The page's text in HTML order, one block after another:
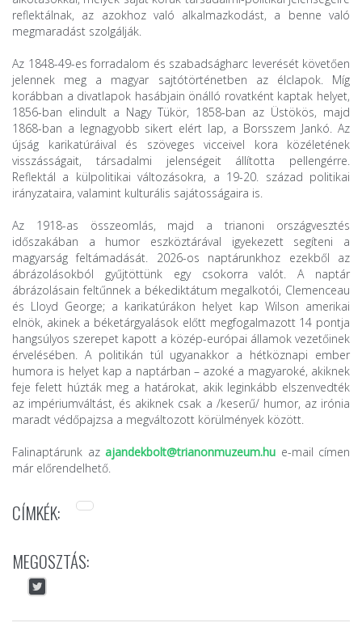
reflektálnak, az azokhoz való alkalmazkodást, a benne való
megmaradást szolgálják.
Az 1848-49-es forradalom és szabadságharc leverését követően
jelennek meg a magyar sajtótörténetben az élclapok. Míg
korábban a divatlapok hasábjain önálló rovatként kaptak helyet,
1856-ban elindult a Nagy Tükör, 1858-ban az Üstökös, majd
1868-ban a legnagyobb sikert elért lap, a Borsszem Jankó. Az
újság karikatúráival és szöveges vicceivel kora közéletének
visszásságait, társadalmi jelenségeit állította pellengérre.
Reflektál a külpolitikai változásokra, a 19-20. század politikai
irányzataira, valamint kulturális sajátosságaira is.
Az 1918-as összeomlás, majd a trianoni országvesztés
időszakában a humor eszköztárával igyekezett segíteni a
magyarság feltámadását. 2026-os naptárunkhoz ezekből az
ábrázolásokból gyűjtöttünk egy csokorra valót. A naptár
ábrázolásain feltűnnek a békediktátum megalkotói, Clemenceau
és Lloyd George; a karikatúrákon helyet kap Wilson amerikai
elnök, akinek a béketárgyalások előtt megfogalmazott 14 pontja
hangsúlyos szerepet kapott a közép-európai államok vezetőinek
érvelésében. A politikán túl ugyanakkor a hétköznapi ember
humora is helyet kap a naptárban – azoké a magyaroké, akiknek
feje felett húzták meg a határokat, akik leginkább elszenvedték
az impériumváltást, és akiknek csak a /keserű/ humor, az irónia
maradt védőpajzsa a megváltozott körülmények között.
Falinaptárunk az ajandekbolt@trianonmuzeum.hu e-mail címen
már előrendelhető.
CÍMKÉK:
MEGOSZTÁS: